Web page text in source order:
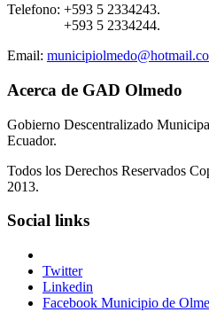
Telefono: +593 5 2334243.
+593 5 2334244.
Email:
Acerca de GAD Olmedo
Gobierno Descentralizado
Ecuador.
Todos los Derechos Reservados
2013.
Social links
Twitter
Linkedin
Facebook Municipio de